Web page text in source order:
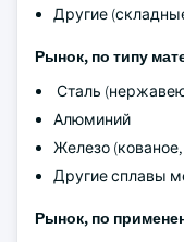
Другие
Рынок, по типу
Сталь
Алюминий
Железо (кованое,
Другие сплавы
Рынок, по